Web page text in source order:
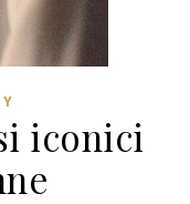
iconici